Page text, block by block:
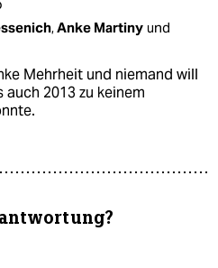
,Anke Martiny und
Mehrheit und niemand will
auch 2013 zu keinem